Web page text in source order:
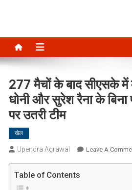
277 मैचों के बाद सीएसके में
धोनी और सुरेश रैना के बिना
पर उतरी टीम
खेल
Upendra Agrawal Leave A
Table of Contents